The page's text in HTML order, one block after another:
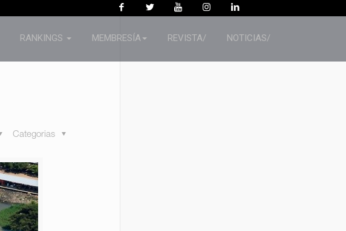
RANKINGS MEMBRESÍA REVISTA/ NOTICIAS/
Categorias